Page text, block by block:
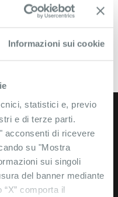
Informazioni sui cookie
statistici e, previo
e di terze parti.
acconsenti di ricevere
su "Mostra
sui singoli
del banner mediante
“X” comporta il